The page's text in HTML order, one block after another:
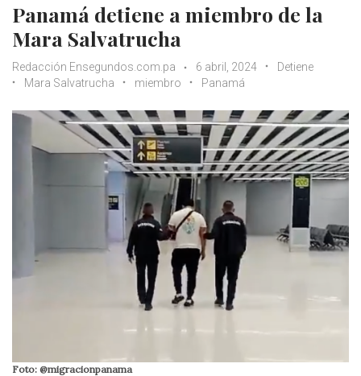
Panamá detiene a miembro de la
Mara Salvatrucha
Redacción Ensegundos.com.pa 6 abril, 2024
Detiene
Mara Salvatrucha
miembro Panamá
Foto: @migracionpanama